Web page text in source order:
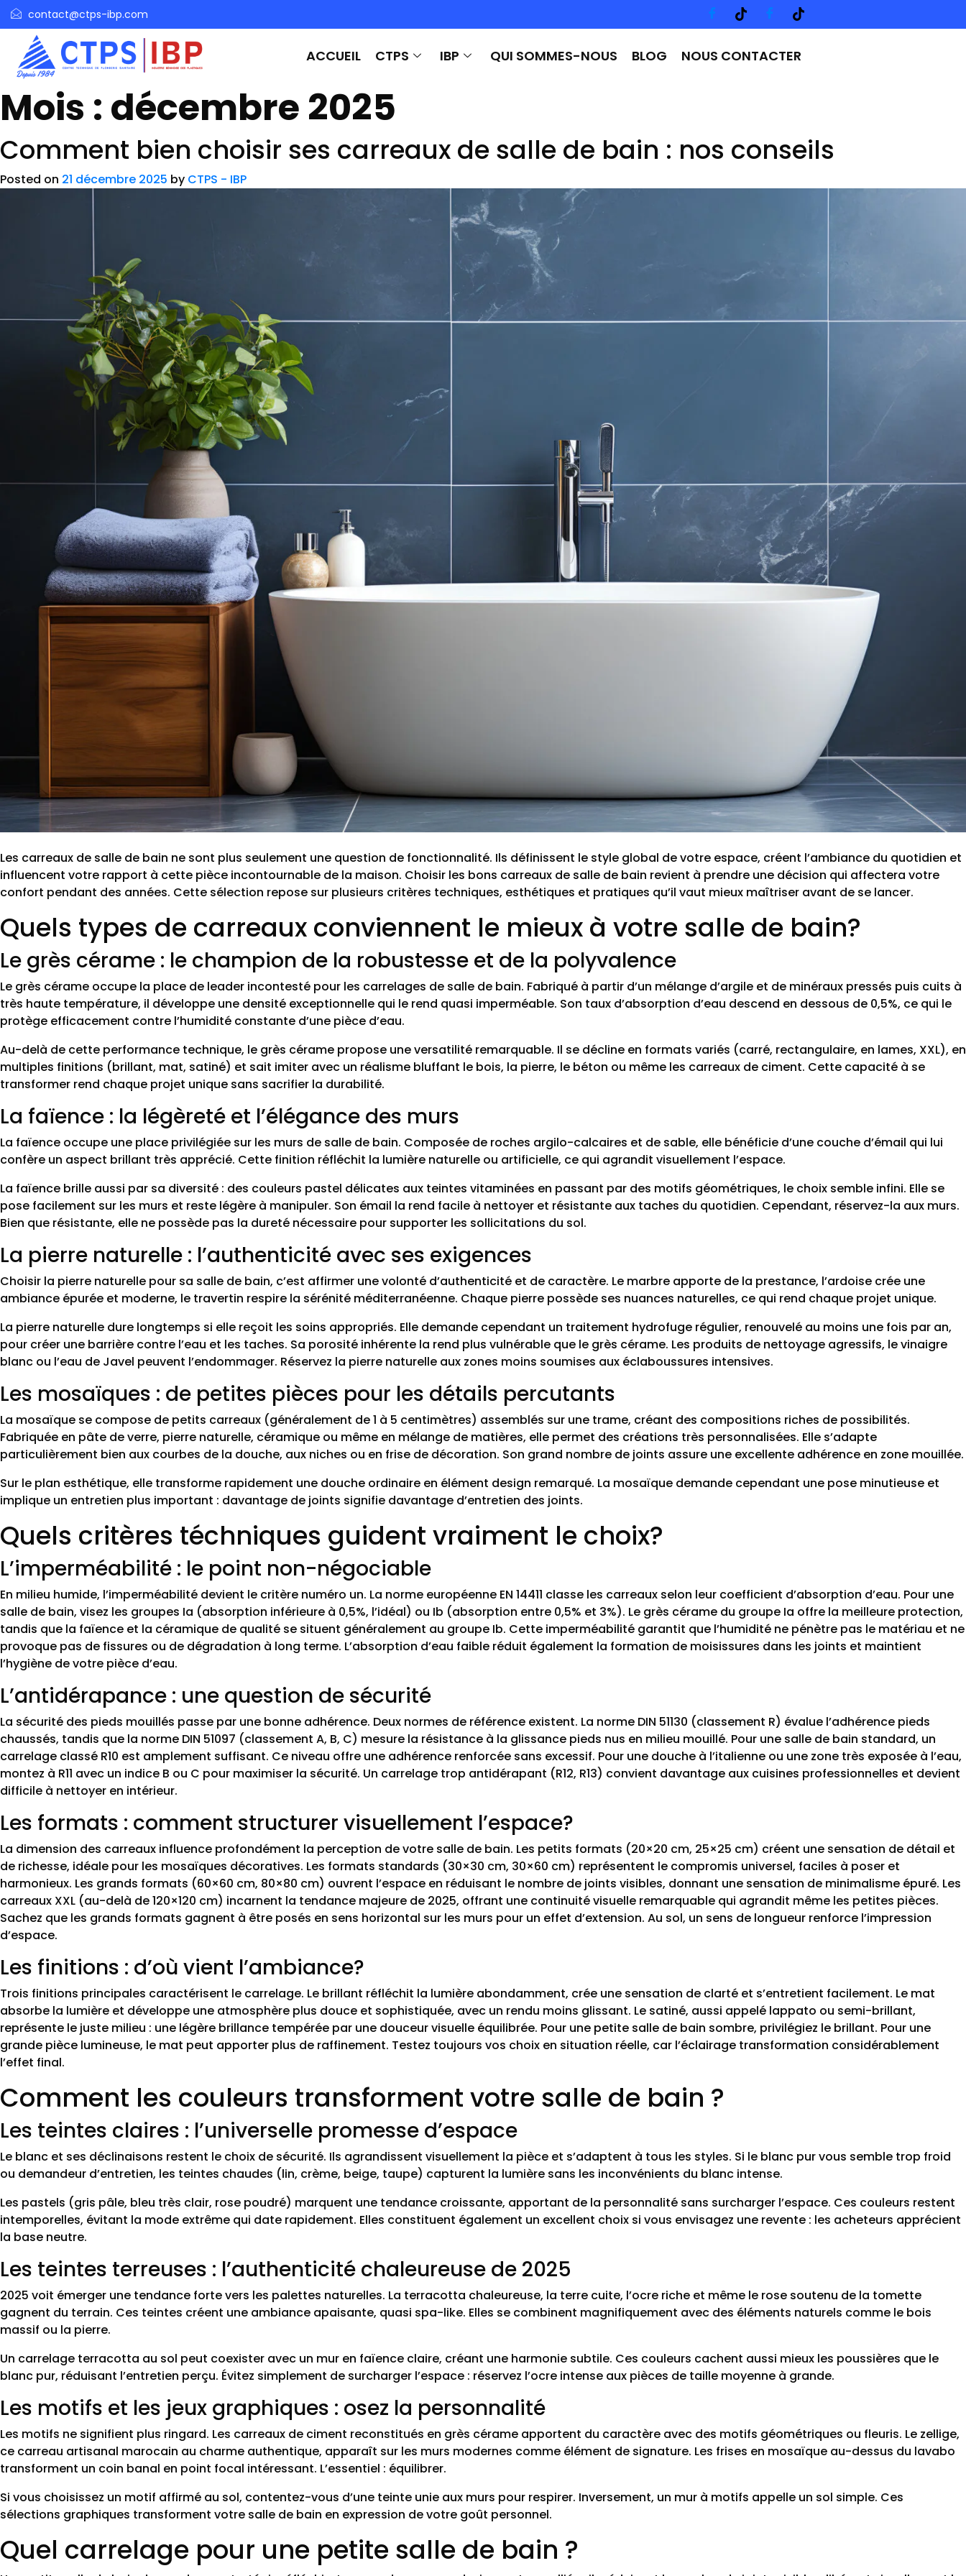
contact@ctps-ibp.com
ACCUEIL CTPS IBP QUI SOMMES-NOUS BLOG NOUS CONTACTER
Mois : décembre 2025
Comment bien choisir ses carreaux de salle de bain : nos conseils
Posted on 21 décembre 2025 by CTPS - IBP
Les carreaux de salle de bain ne sont plus seulement une question de fonctionnalité. Ils définissent le style global de votre espace, créent l’ambiance du quotidien et
influencent votre rapport à cette pièce incontournable de la maison. Choisir les bons carreaux de salle de bain revient à prendre une décision qui affectera votre
confort pendant des années. Cette sélection repose sur plusieurs critères techniques, esthétiques et pratiques qu’il vaut mieux maîtriser avant de se lancer.
Quels types de carreaux conviennent le mieux à votre salle de bain?
Le grès cérame : le champion de la robustesse et de la polyvalence
Le grès cérame occupe la place de leader incontesté pour les carrelages de salle de bain. Fabriqué à partir d’un mélange d’argile et de minéraux pressés puis cuits à
très haute température, il développe une densité exceptionnelle qui le rend quasi imperméable. Son taux d’absorption d’eau descend en dessous de 0,5%, ce qui le
protège efficacement contre l’humidité constante d’une pièce d’eau.
Au-delà de cette performance technique, le grès cérame propose une versatilité remarquable. Il se décline en formats variés (carré, rectangulaire, en lames, XXL), en
multiples finitions (brillant, mat, satiné) et sait imiter avec un réalisme bluffant le bois, la pierre, le béton ou même les carreaux de ciment. Cette capacité à se
transformer rend chaque projet unique sans sacrifier la durabilité.
La faïence : la légèreté et l’élégance des murs
La faïence occupe une place privilégiée sur les murs de salle de bain. Composée de roches argilo-calcaires et de sable, elle bénéficie d’une couche d’émail qui lui
confère un aspect brillant très apprécié. Cette finition réfléchit la lumière naturelle ou artificielle, ce qui agrandit visuellement l’espace.
La faïence brille aussi par sa diversité : des couleurs pastel délicates aux teintes vitaminées en passant par des motifs géométriques, le choix semble infini. Elle se
pose facilement sur les murs et reste légère à manipuler. Son émail la rend facile à nettoyer et résistante aux taches du quotidien. Cependant, réservez-la aux murs.
Bien que résistante, elle ne possède pas la dureté nécessaire pour supporter les sollicitations du sol.
La pierre naturelle : l’authenticité avec ses exigences
Choisir la pierre naturelle pour sa salle de bain, c’est affirmer une volonté d’authenticité et de caractère. Le marbre apporte de la prestance, l’ardoise crée une
ambiance épurée et moderne, le travertin respire la sérénité méditerranéenne. Chaque pierre possède ses nuances naturelles, ce qui rend chaque projet unique.
La pierre naturelle dure longtemps si elle reçoit les soins appropriés. Elle demande cependant un traitement hydrofuge régulier, renouvelé au moins une fois par an,
pour créer une barrière contre l’eau et les taches. Sa porosité inhérente la rend plus vulnérable que le grès cérame. Les produits de nettoyage agressifs, le vinaigre
blanc ou l’eau de Javel peuvent l’endommager. Réservez la pierre naturelle aux zones moins soumises aux éclaboussures intensives.
Les mosaïques : de petites pièces pour les détails percutants
La mosaïque se compose de petits carreaux (généralement de 1 à 5 centimètres) assemblés sur une trame, créant des compositions riches de possibilités.
Fabriquée en pâte de verre, pierre naturelle, céramique ou même en mélange de matières, elle permet des créations très personnalisées. Elle s’adapte
particulièrement bien aux courbes de la douche, aux niches ou en frise de décoration. Son grand nombre de joints assure une excellente adhérence en zone mouillée.
Sur le plan esthétique, elle transforme rapidement une douche ordinaire en élément design remarqué. La mosaïque demande cependant une pose minutieuse et
implique un entretien plus important : davantage de joints signifie davantage d’entretien des joints.
Quels critères téchniques guident vraiment le choix?
L’imperméabilité : le point non-négociable
En milieu humide, l’imperméabilité devient le critère numéro un. La norme européenne EN 14411 classe les carreaux selon leur coefficient d’absorption d’eau. Pour une
salle de bain, visez les groupes Ia (absorption inférieure à 0,5%, l’idéal) ou Ib (absorption entre 0,5% et 3%). Le grès cérame du groupe Ia offre la meilleure protection,
tandis que la faïence et la céramique de qualité se situent généralement au groupe Ib. Cette imperméabilité garantit que l’humidité ne pénètre pas le matériau et ne
provoque pas de fissures ou de dégradation à long terme. L’absorption d’eau faible réduit également la formation de moisissures dans les joints et maintient
l’hygiène de votre pièce d’eau.
L’antidérapance : une question de sécurité
La sécurité des pieds mouillés passe par une bonne adhérence. Deux normes de référence existent. La norme DIN 51130 (classement R) évalue l’adhérence pieds
chaussés, tandis que la norme DIN 51097 (classement A, B, C) mesure la résistance à la glissance pieds nus en milieu mouillé. Pour une salle de bain standard, un
carrelage classé R10 est amplement suffisant. Ce niveau offre une adhérence renforcée sans excessif. Pour une douche à l’italienne ou une zone très exposée à l’eau,
montez à R11 avec un indice B ou C pour maximiser la sécurité. Un carrelage trop antidérapant (R12, R13) convient davantage aux cuisines professionnelles et devient
difficile à nettoyer en intérieur.
Les formats : comment structurer visuellement l’espace?
La dimension des carreaux influence profondément la perception de votre salle de bain. Les petits formats (20×20 cm, 25×25 cm) créent une sensation de détail et
de richesse, idéale pour les mosaïques décoratives. Les formats standards (30×30 cm, 30×60 cm) représentent le compromis universel, faciles à poser et
harmonieux. Les grands formats (60×60 cm, 80×80 cm) ouvrent l’espace en réduisant le nombre de joints visibles, donnant une sensation de minimalisme épuré. Les
carreaux XXL (au-delà de 120×120 cm) incarnent la tendance majeure de 2025, offrant une continuité visuelle remarquable qui agrandit même les petites pièces.
Sachez que les grands formats gagnent à être posés en sens horizontal sur les murs pour un effet d’extension. Au sol, un sens de longueur renforce l’impression
d’espace.
Les finitions : d’où vient l’ambiance?
Trois finitions principales caractérisent le carrelage. Le brillant réfléchit la lumière abondamment, crée une sensation de clarté et s’entretient facilement. Le mat
absorbe la lumière et développe une atmosphère plus douce et sophistiquée, avec un rendu moins glissant. Le satiné, aussi appelé lappato ou semi-brillant,
représente le juste milieu : une légère brillance tempérée par une douceur visuelle équilibrée. Pour une petite salle de bain sombre, privilégiez le brillant. Pour une
grande pièce lumineuse, le mat peut apporter plus de raffinement. Testez toujours vos choix en situation réelle, car l’éclairage transformation considérablement
l’effet final.
Comment les couleurs transforment votre salle de bain ?
Les teintes claires : l’universelle promesse d’espace
Le blanc et ses déclinaisons restent le choix de sécurité. Ils agrandissent visuellement la pièce et s’adaptent à tous les styles. Si le blanc pur vous semble trop froid
ou demandeur d’entretien, les teintes chaudes (lin, crème, beige, taupe) capturent la lumière sans les inconvénients du blanc intense.
Les pastels (gris pâle, bleu très clair, rose poudré) marquent une tendance croissante, apportant de la personnalité sans surcharger l’espace. Ces couleurs restent
intemporelles, évitant la mode extrême qui date rapidement. Elles constituent également un excellent choix si vous envisagez une revente : les acheteurs apprécient
la base neutre.
Les teintes terreuses : l’authenticité chaleureuse de 2025
2025 voit émerger une tendance forte vers les palettes naturelles. La terracotta chaleureuse, la terre cuite, l’ocre riche et même le rose soutenu de la tomette
gagnent du terrain. Ces teintes créent une ambiance apaisante, quasi spa-like. Elles se combinent magnifiquement avec des éléments naturels comme le bois
massif ou la pierre.
Un carrelage terracotta au sol peut coexister avec un mur en faïence claire, créant une harmonie subtile. Ces couleurs cachent aussi mieux les poussières que le
blanc pur, réduisant l’entretien perçu. Évitez simplement de surcharger l’espace : réservez l’ocre intense aux pièces de taille moyenne à grande.
Les motifs et les jeux graphiques : osez la personnalité
Les motifs ne signifient plus ringard. Les carreaux de ciment reconstitués en grès cérame apportent du caractère avec des motifs géométriques ou fleuris. Le zellige,
ce carreau artisanal marocain au charme authentique, apparaît sur les murs modernes comme élément de signature. Les frises en mosaïque au-dessus du lavabo
transforment un coin banal en point focal intéressant. L’essentiel : équilibrer.
Si vous choisissez un motif affirmé au sol, contentez-vous d’une teinte unie aux murs pour respirer. Inversement, un mur à motifs appelle un sol simple. Ces
sélections graphiques transforment votre salle de bain en expression de votre goût personnel.
Quel carrelage pour une petite salle de bain ?